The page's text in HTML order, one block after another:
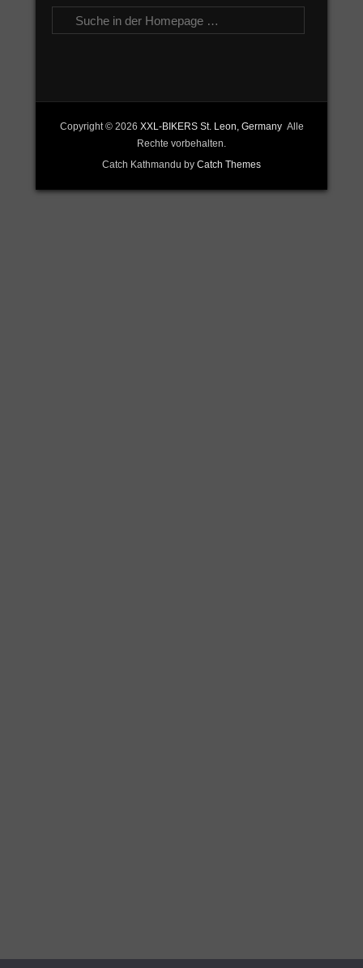
Suchen
Copyright © 2026 XXL-BIKERS St. Leon, GermanyAlle
Rechte vorbehalten.
Catch Kathmandu by Catch Themes